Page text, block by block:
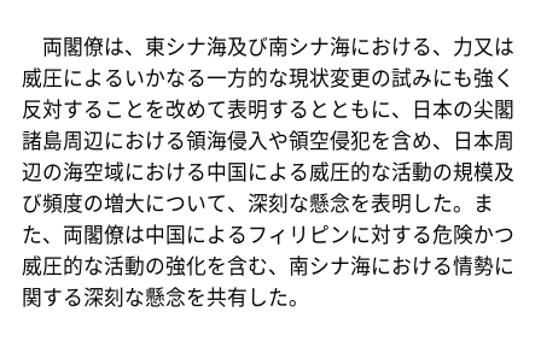
両閣僚は、東シナ海及び南シナ海における、力又は
威圧によるいかなる一方的な現状変更の試みにも強く
反対することを改めて表明するとともに、日本の尖閣
諸島周辺における領海侵入や領空侵犯を含め、日本周
辺の海空域における中国による威圧的な活動の規模及
び頻度の増大について、深刻な懸念を表明した。ま
た、両閣僚は中国によるフィリピンに対する危険かつ
威圧的な活動の強化を含む、南シナ海における情勢に
関する深刻な懸念を共有した。